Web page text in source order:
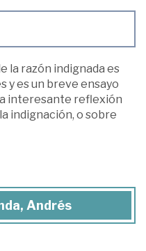
la razón indignada es
y es un breve ensayo
interesante reflexión
indignación, o sobre
Andrés